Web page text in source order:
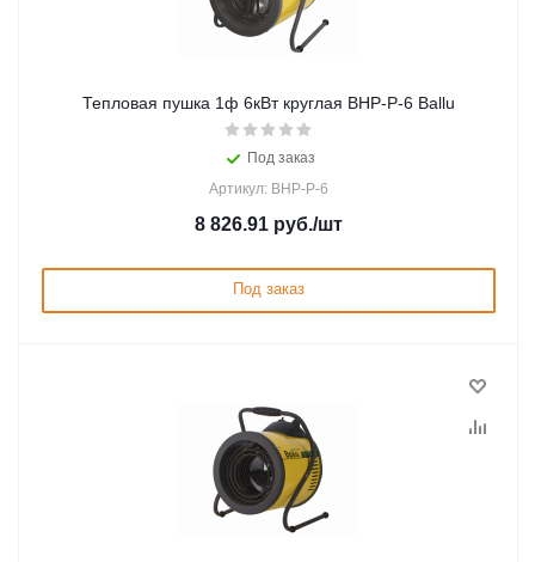
Тепловая пушка 1ф 6кВт круглая BHP-P-6 Ballu
Под заказ
Артикул: BHP-P-6
8 826.91 руб./шт
Под заказ